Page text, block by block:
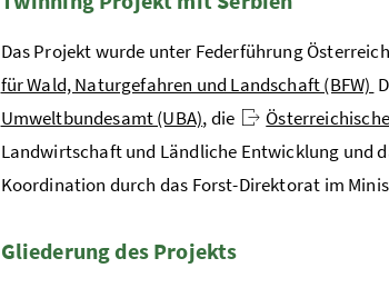
Das Projekt wurde unter Federführung
für Wald, Naturgefahren und Landschaft (BFW)
Umweltbundesamt (UBA), die
Landwirtschaft und Ländliche Entwicklung und
Koordination durch das Forst-Direktorat im
Gliederung des Projekts